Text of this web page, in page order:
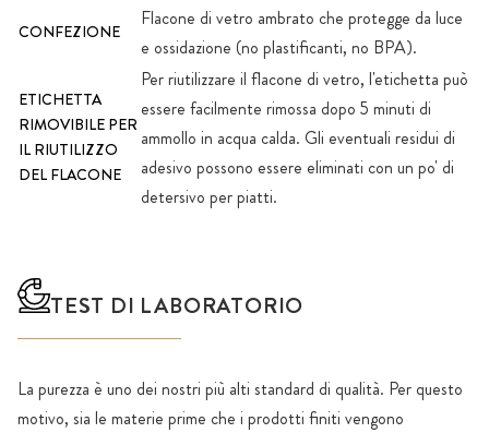
CONFEZIONE
Flacone di vetro ambrato che protegge da luce
e ossidazione (no plastificanti, no BPA).
ETICHETTA
RIMOVIBILE PER
IL RIUTILIZZO
DEL FLACONE
Per riutilizzare il flacone di vetro, l'etichetta può
essere facilmente rimossa dopo 5 minuti di
ammollo in acqua calda. Gli eventuali residui di
adesivo possono essere eliminati con un po' di
detersivo per piatti.
TEST DI LABORATORIO
La purezza è uno dei nostri più alti standard di qualità. Per questo
motivo, sia le materie prime che i prodotti finiti vengono